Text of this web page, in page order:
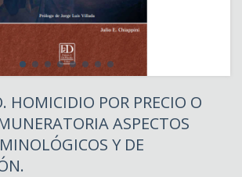
HOMICIDIO POR PRECIO O
ASPECTOS
Y DE